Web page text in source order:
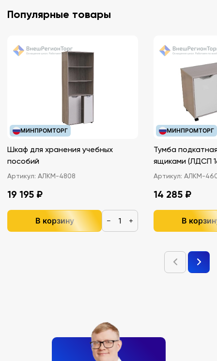
Популярные товары
МИНПРОМТОРГ
Шкаф для хранения учебных
пособий
Артикул: АЛКМ-4808
19 195 ₽
В корзину − +
МИНПРОМТОРГ
Тумба
ящиками
Артикул: АЛКМ-
14 285 ₽
В